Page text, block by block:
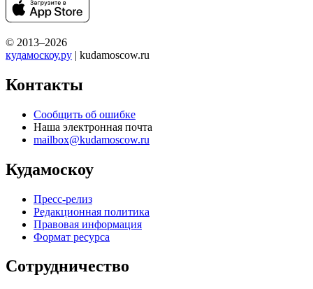
© 2013–2026
кудамоскоу.ру | kudamoscow.ru
Контакты
Сообщить об ошибке
Наша электронная почта
mailbox@kudamoscow.ru
Кудамоскоу
Пресс-релиз
Редакционная политика
Правовая информация
Формат ресурса
Сотрудничество